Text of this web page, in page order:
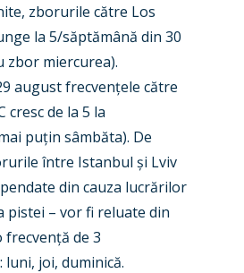
zborurile către Los
la 5/săptămână din 30
zbor miercurea).
august frecvențele către
cresc de la 5 la
puțin sâmbăta). De
între Istanbul și Lviv
din cauza lucrărilor
pistei – vor fi reluate din
frecvență de 3
: luni, joi, duminică.
Dubai 2025
Paris 2025
Farnborough 2024
Paris 2023
Farnborough 2022
Paris 2019
Business Jets
Military
Trip Reports
Marketplace
Jobs
Contact